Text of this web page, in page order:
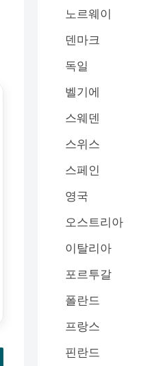
노르웨이
덴마크
독일
벨기에
스웨덴
스위스
스페인
영국
오스트리아
이탈리아
포르투갈
폴란드
프랑스
핀란드